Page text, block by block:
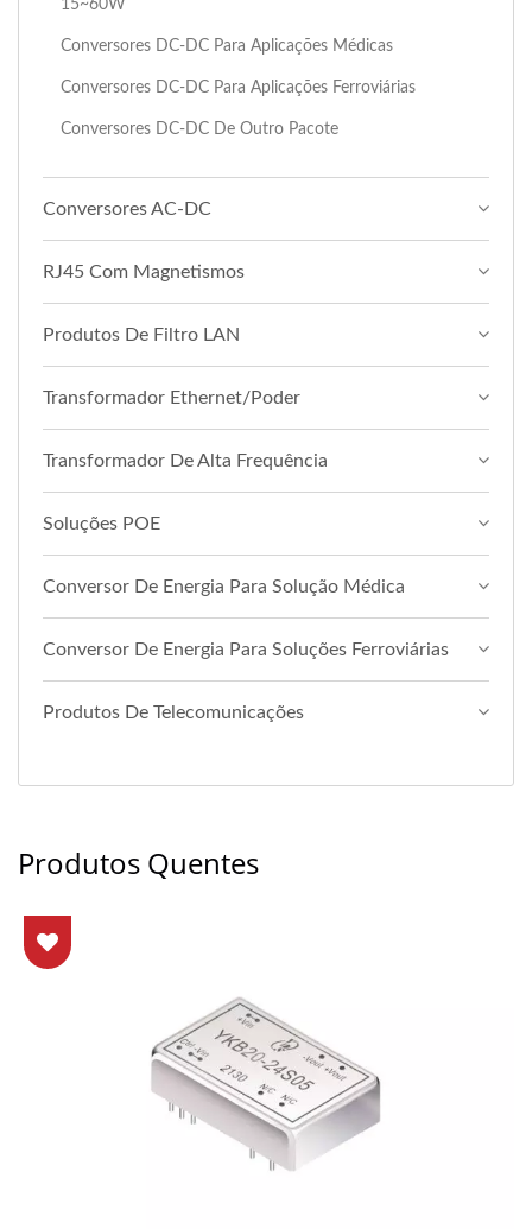
15~60W
Conversores DC-DC Para Aplicações Médicas
Conversores DC-DC Para Aplicações Ferroviárias
Conversores DC-DC De Outro Pacote
Conversores AC-DC
RJ45 Com Magnetismos
Produtos De Filtro LAN
Transformador Ethernet/Poder
Transformador De Alta Frequência
Soluções POE
Conversor De Energia Para Solução Médica
Conversor De Energia Para Soluções Ferroviárias
Produtos De Telecomunicações
Produtos Quentes